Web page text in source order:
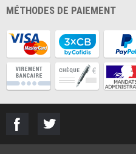
MÉTHODES DE PAIEMENT